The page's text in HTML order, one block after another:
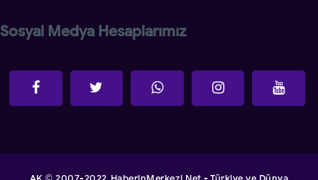
Sosyal Medya Hesaplarımız